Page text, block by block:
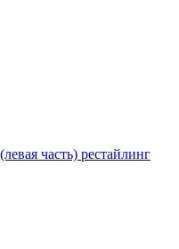
часть) рестайлинг